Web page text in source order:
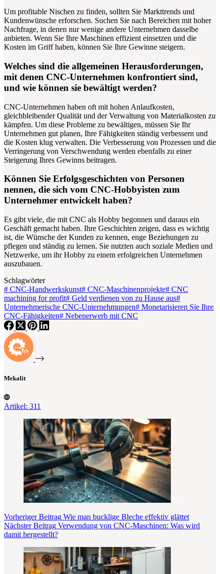
Um profitable Nischen zu finden, sollten Sie Markttrends und
Kundenwünsche erforschen. Suchen Sie nach Bereichen mit hoher
Nachfrage, in denen nur wenige andere Unternehmen dasselbe
anbieten. Wenn Sie Ihre Maschinen effizient einsetzen und die
Kosten im Griff haben, können Sie Ihre Gewinne steigern.
Welches sind die allgemeinen Herausforderungen,
mit denen CNC-Unternehmen konfrontiert sind,
und wie können sie bewältigt werden?
CNC-Unternehmen haben oft mit hohen Anlaufkosten,
gleichbleibender Qualität und der Verwaltung von Materialkosten zu
kämpfen. Um diese Probleme zu bewältigen, müssen Sie Ihr
Unternehmen gut planen, Ihre Fähigkeiten ständig verbessern und
die Kosten klug verwalten. Die Verbesserung von Prozessen und die
Verringerung von Verschwendung werden ebenfalls zu einer
Steigerung Ihres Gewinns beitragen.
Können Sie Erfolgsgeschichten von Personen
nennen, die sich vom CNC-Hobbyisten zum
Unternehmer entwickelt haben?
Es gibt viele, die mit CNC als Hobby begonnen und daraus ein
Geschäft gemacht haben. Ihre Geschichten zeigen, dass es wichtig
ist, die Wünsche der Kunden zu kennen, enge Beziehungen zu
pflegen und ständig zu lernen. Sie nutzten auch soziale Medien und
Netzwerke, um ihr Hobby zu einem erfolgreichen Unternehmen
auszubauen.
Schlagwörter
# CNC-Handwerkskunst# CNC-Maschinenprojekte# CNC
machining for profit# Geld verdienen von zu Hause aus#
Unternehmerische CNC-Unternehmungen# Monetarisieren Sie Ihre
CNC-Fähigkeiten# Nebenerwerb mit CNC
Mekalit
Artikel: 311
VorherigerBeitrag Wie man bucklige Bleche effektiv glättet
NächsterBeitrag Verwendung von CNC-Maschinen: Was wird
damit hergestellt?